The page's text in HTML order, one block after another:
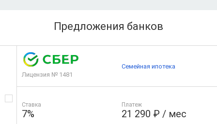
Предложения банков
Лицензия № 1481
Ставка
7%
Платеж
21 290 ₽ / мес
Семейная ипотека